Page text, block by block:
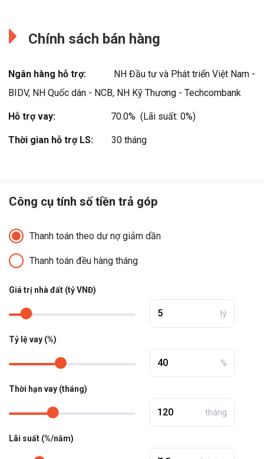
Chính sách bán hàng
Ngân hàng hỗ trợ:
NH Đầu tư và Phát triển Việt Nam -
BIDV, NH Quốc dân - NCB, NH Kỹ Thương - Techcombank
Hỗ trợ vay: 70.0%  (Lãi suất: 0%)
Thời gian hỗ trợ LS: 30 tháng
Công cụ tính số tiền trả góp
Thanh toán theo dư nợ giảm dần
Thanh toán đều hàng tháng
Giá trị nhà đất (tỷ VNĐ)
tỷ
Tỷ lệ vay (%)
%
Thời hạn vay (tháng)
tháng
Lãi suất (%/năm)